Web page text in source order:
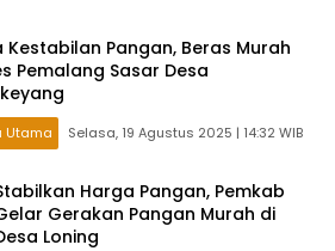
Kestabilan Pangan, Beras Murah
Pemalang Sasar Desa
Utama Selasa, 19 Agustus 2025 | 14:32 WIB
Harga Pangan, Pemkab
Gerakan Pangan Murah di
Loning